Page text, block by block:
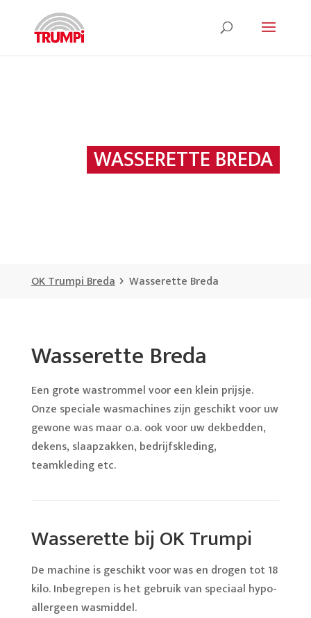
WASSERETTE BREDA
OK Trumpi Breda Wasserette Breda
Wasserette Breda
Een grote wastrommel voor een klein prijsje.
Onze speciale wasmachines zijn geschikt voor uw
gewone was maar o.a. ook voor uw dekbedden,
dekens, slaapzakken, bedrijfskleding,
teamkleding etc.
Wasserette bij OK Trumpi
De machine is geschikt voor was en drogen tot 18
kilo. Inbegrepen is het gebruik van speciaal hypo-
allergeen wasmiddel.